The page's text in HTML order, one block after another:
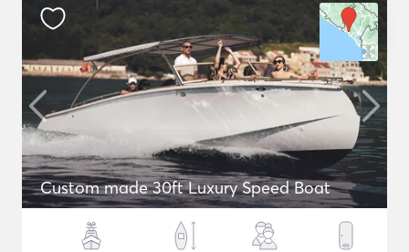
Custom made 30ft Luxury Speed Boat